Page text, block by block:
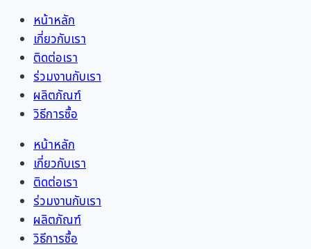
Skip
content
หน้าหลัก
เกี่ยวกับเรา
ติดต่อเรา
ร่วมงานกับเรา
ผลิตภัณฑ์
วิธีการซื้อ
หน้าหลัก
เกี่ยวกับเรา
ติดต่อเรา
ร่วมงานกับเรา
ผลิตภัณฑ์
วิธีการซื้อ